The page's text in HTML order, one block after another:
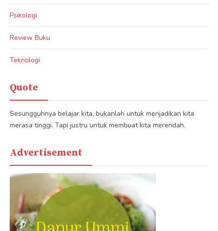
Psikologi
Review Buku
Teknologi
Quote
Sesungguhnya belajar kita, bukanlah untuk menjadikan kita
merasa tinggi. Tapi justru untuk membuat kita merendah.
Advertisement